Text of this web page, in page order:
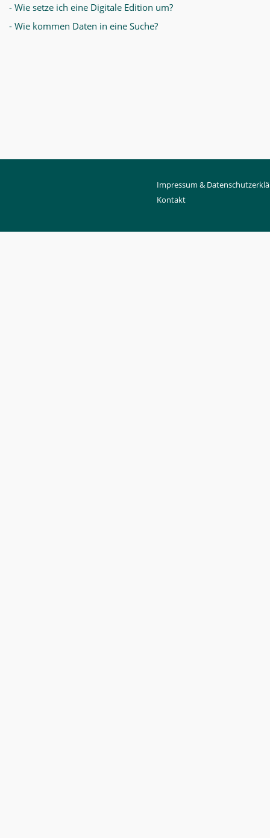
- Wie setze ich eine Digitale Edition um?
- Wie kommen Daten in eine Suche?
Impressum &
Kontakt